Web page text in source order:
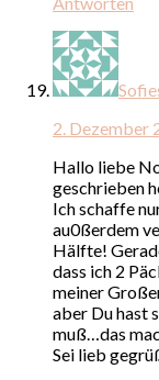
2. Dezember
Hallo liebe
geschrieben
Ich schaffe
au0ßerdem
Hälfte!
dass ich 2
meiner
aber Du hast
muß…das
Sei lieb